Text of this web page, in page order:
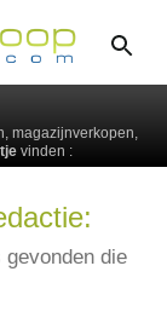
magazijnverkopen,
vinden :
gevonden die